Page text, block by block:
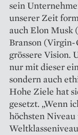
sein
unserer Zeit
auch Elon Musk
Branson
grössere Vision.
nur mit dieser
sondern auch
Hohe Ziele hat
gesetzt. „Wenn
höchsten